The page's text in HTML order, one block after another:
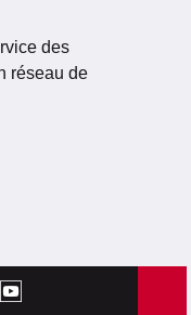
des
réseau de